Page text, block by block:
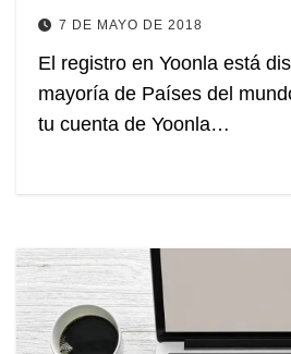
7 DE MAYO DE 2018
El registro en Yoonla está
mayoría de Países del
tu cuenta de Yoonla…